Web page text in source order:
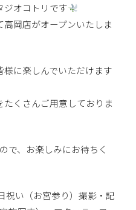
ジオコトリです
岡店がオープンいたしま
に楽しんでいただけます
くさんご用意しておりま
で、お楽しみにお待ちく
祝い（お宮参り）撮影・記